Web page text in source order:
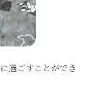
過ごすことができ